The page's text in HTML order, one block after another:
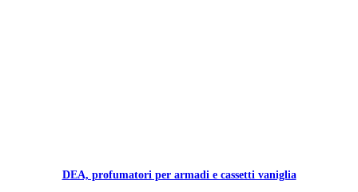
DEA, profumatori per armadi e cassetti vaniglia